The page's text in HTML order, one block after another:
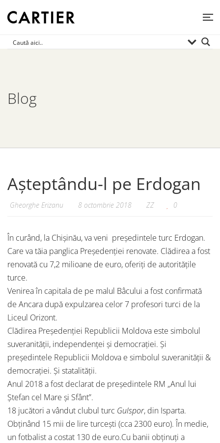
Blog
Așteptându-l pe Erdogan
Gheorghe Erizanu 8 octombrie 2018 ZZ 0
În curând, la Chișinău, va veni președintele turc Erdogan.
Care va tăia panglica Președenției renovate. Clădirea a fost
renovată cu 7,2 milioane de euro, oferiți de autoritățile
turce.
Venirea în capitala de pe malul Bâcului a fost confirmată
de Ancara după expulzarea celor 7 profesori turci de la
Liceul Orizont.
Clădirea Președenției Republicii Moldova este simbolul
suveranității, independenței și democrației. Și
președintele Republicii Moldova e simbolul suveranității &
democrației. Și statalității.
Anul 2018 a fost declarat de președintele RM „Anul lui
Ștefan cel Mare și Sfânt”.
18 jucători a vândut clubul turc Gulspor, din Isparta.
Obținând 15 mii de lire turcești (cca 2300 euro). În medie,
un fotbalist a costat 130 de euro.Cu banii obţinuţi a